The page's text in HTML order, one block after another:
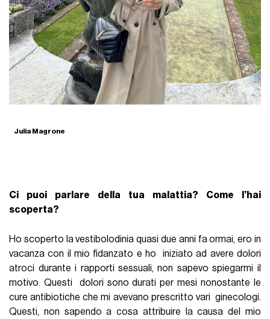
Julia Magrone
Ci puoi parlare della tua malattia? Come l’hai
scoperta?
Ho scoperto la vestibolodinia quasi due anni fa ormai, ero in
vacanza con il mio fidanzato e ho iniziato ad avere dolori
atroci durante i rapporti sessuali, non sapevo spiegarmi il
motivo. Questi dolori sono durati per mesi nonostante le
cure antibiotiche che mi avevano prescritto vari ginecologi.
Questi, non sapendo a cosa attribuire la causa del mio